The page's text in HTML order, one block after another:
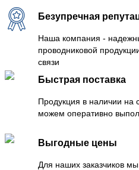
Безупречная
Наша компания -
проводниковой
связи
Быстрая поставка
Продукция в наличии на
можем оперативно
Выгодные цены
Для наших заказчиков